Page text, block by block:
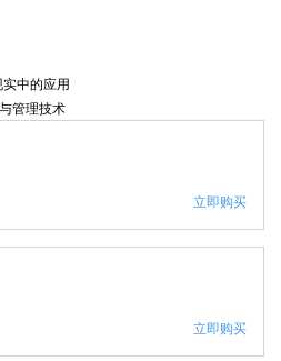
中的应用
管理技术
立即购买
立即购买